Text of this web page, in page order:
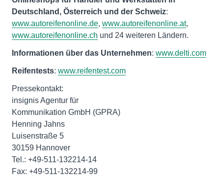
Deutschland, Österreich und der Schweiz:
www.autoreifenonline.de, www.autoreifenonline.at,
www.autoreifenonline.ch und 24 weiteren Ländern.
Informationen über das Unternehmen: www.delti.com
Reifentests: www.reifentest.com
Pressekontakt:
insignis Agentur für
Kommunikation GmbH (GPRA)
Henning Jahns
Luisenstraße 5
30159 Hannover
Tel.: +49-511-132214-14